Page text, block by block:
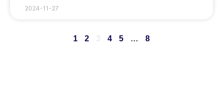
2024-11-27
1 2 4 5 … 8